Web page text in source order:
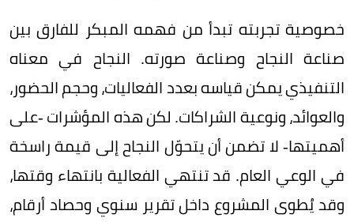
خصوصية تجربته تبدأ من فهمه المبكر للفارق بين
صناعة النجاح وصناعة صورته. النجاح في معناه
التنفيذي يمكن قياسه بعدد الفعاليات، وحجم الحضور،
والعوائد، ونوعية الشراكات. لكن هذه المؤشرات -على
أهميتها- لا تضمن أن يتحوّل النجاح إلى قيمة راسخة
في الوعي العام. قد تنتهي الفعالية بانتهاء وقتها،
وقد يُطوى المشروع داخل تقرير سنوي وحصاد أرقام،